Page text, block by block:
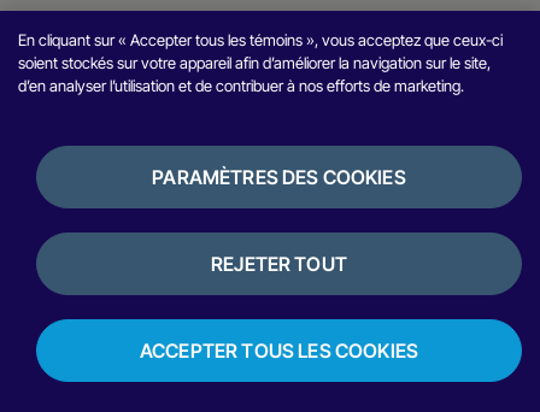
En cliquant sur « Accepter tous les témoins », vous acceptez que ceux-ci
soient stockés sur votre appareil afin d’améliorer la navigation sur le site,
d’en analyser l’utilisation et de contribuer à nos efforts de marketing.
PARAMÈTRES DES COOKIES
REJETER TOUT
ACCEPTER TOUS LES COOKIES